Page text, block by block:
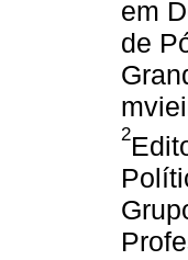
em
de
2